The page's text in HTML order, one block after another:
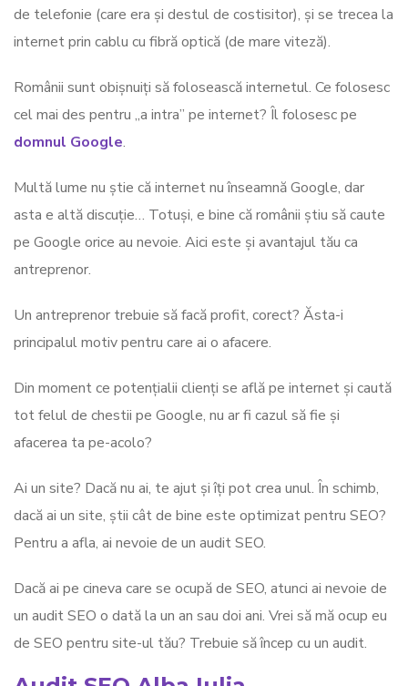
de telefonie (care era și destul de costisitor), și se trecea la
internet prin cablu cu fibră optică (de mare viteză).
Românii sunt obișnuiți să folosească internetul. Ce folosesc
cel mai des pentru „a intra” pe internet? Îl folosesc pe
domnul Google.
Multă lume nu știe că internet nu înseamnă Google, dar
asta e altă discuție… Totuși, e bine că românii știu să caute
pe Google orice au nevoie. Aici este și avantajul tău ca
antreprenor.
Un antreprenor trebuie să facă profit, corect? Ăsta-i
principalul motiv pentru care ai o afacere.
Din moment ce potențialii clienți se află pe internet și caută
tot felul de chestii pe Google, nu ar fi cazul să fie și
afacerea ta pe-acolo?
Ai un site? Dacă nu ai, te ajut și îți pot crea unul. În schimb,
dacă ai un site, știi cât de bine este optimizat pentru SEO?
Pentru a afla, ai nevoie de un audit SEO.
Dacă ai pe cineva care se ocupă de SEO, atunci ai nevoie de
un audit SEO o dată la un an sau doi ani. Vrei să mă ocup eu
de SEO pentru site-ul tău? Trebuie să încep cu un audit.